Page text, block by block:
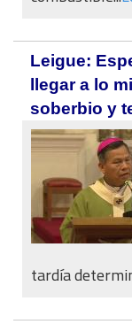
Leigue:
llegar a lo
soberbio y
tardía